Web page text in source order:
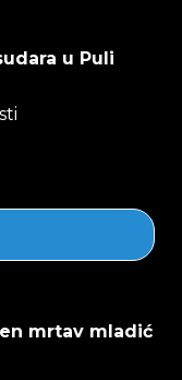
u Puli
mrtav mladić